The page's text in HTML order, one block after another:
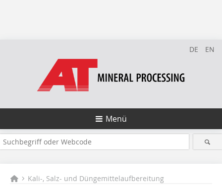
DE EN
Menü
Kali-, Salz- und Düngemittelaufbereitung